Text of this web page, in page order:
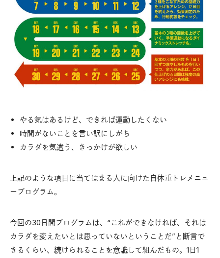
やる気はあるけど、できれば運動したくない
時間がないことを言い訳にしがち
カラダを気遣う、きっかけが欲しい
上記のような項目に当てはまる人に向けた自体重トレメニュ
ープログラム。
今回の30日間プログラムは、“これができなければ、それは
カラダを変えたいとは思っていないということだ”と断言で
きるくらい、続けられることを意識して組んだもの。1日1